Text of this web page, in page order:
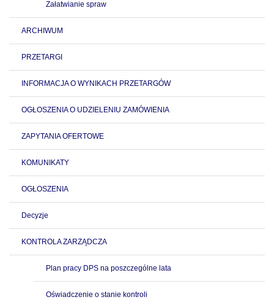
Załatwianie spraw
ARCHIWUM
PRZETARGI
INFORMACJA O WYNIKACH PRZETARGÓW
OGŁOSZENIA O UDZIELENIU ZAMÓWIENIA
ZAPYTANIA OFERTOWE
KOMUNIKATY
OGŁOSZENIA
Decyzje
KONTROLA ZARZĄDCZA
Plan pracy DPS na poszczególne lata
Oświadczenie o stanie kontroli